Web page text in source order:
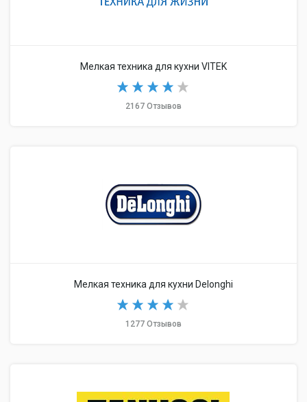
Мелкая техника для кухни VITEK
2167 Отзывов
Мелкая техника для кухни Delonghi
1277 Отзывов